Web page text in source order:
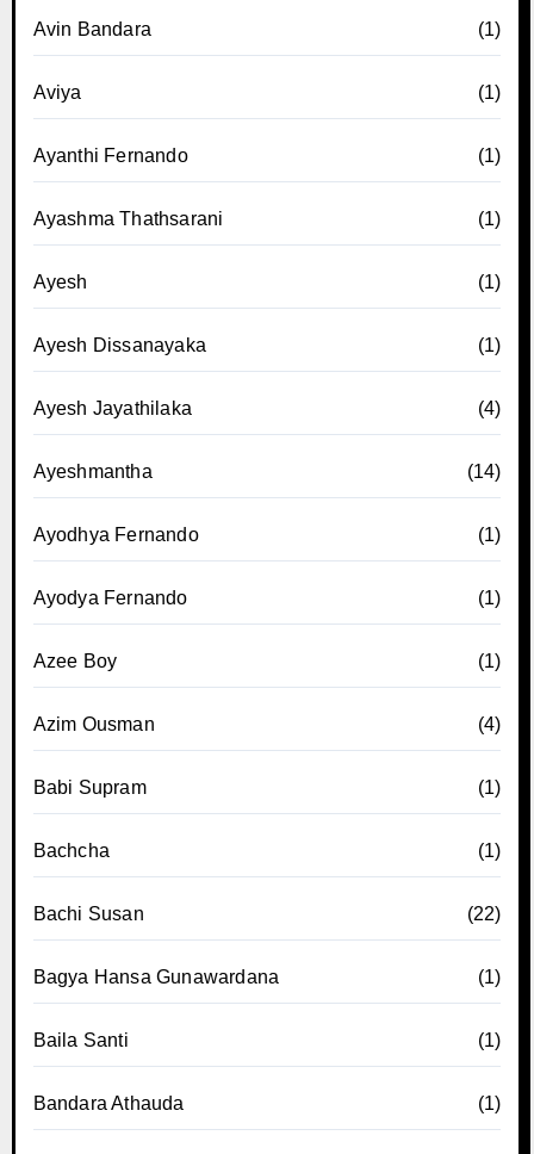
Avin Bandara (1)
Aviya (1)
Ayanthi Fernando (1)
Ayashma Thathsarani (1)
Ayesh (1)
Ayesh Dissanayaka (1)
Ayesh Jayathilaka (4)
Ayeshmantha (14)
Ayodhya Fernando (1)
Ayodya Fernando (1)
Azee Boy (1)
Azim Ousman (4)
Babi Supram (1)
Bachcha (1)
Bachi Susan (22)
Bagya Hansa Gunawardana (1)
Baila Santi (1)
Bandara Athauda (1)